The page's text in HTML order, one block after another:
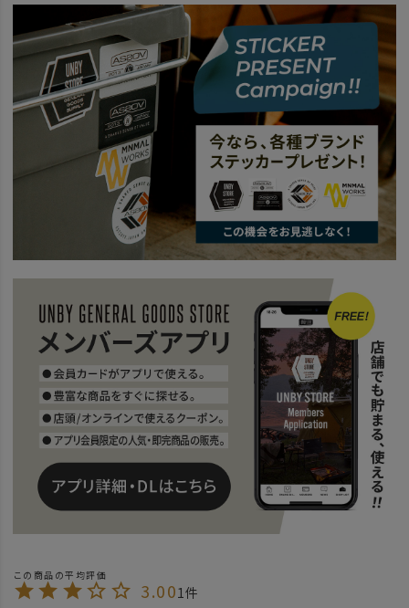
news 大容量でおすすめ！「リュック・バックパック」特集。
BRAND AS2OV アッソブ 32～40L（リットル）
news All About EXCLUSIVE BALLISTIC NYLON Series
SALE開催中！バッグ＆アパレル おすすめ10選
AS2OV TRAVEL FAIR
Exclusive Ballistic Series Fair
3.001